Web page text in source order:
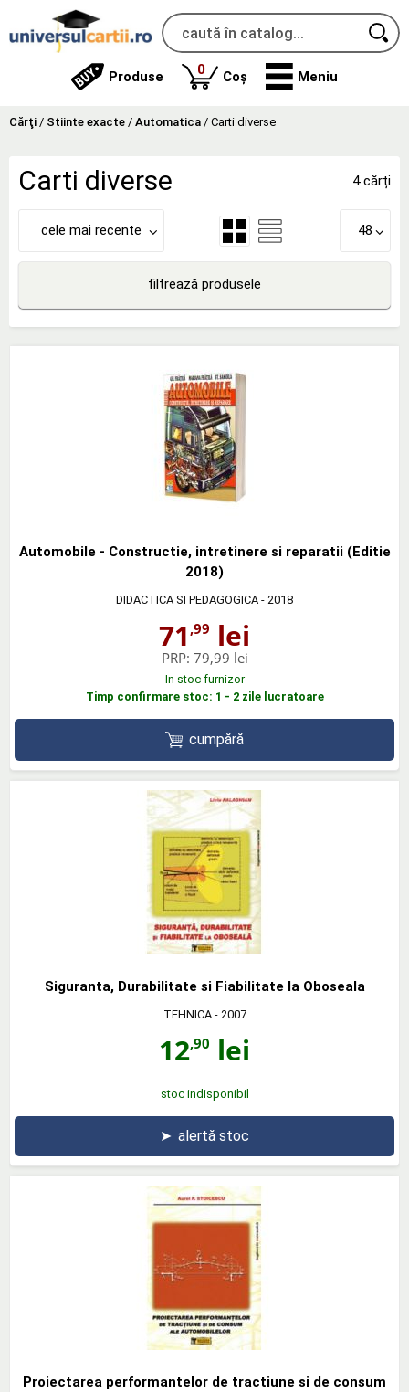
Produse 0produse
Coș Meniu
Cărţi / Stiinte exacte / Automatica / Carti diverse
Carti diverse 4 cărți
cele mai recente 48
filtrează produsele
Automobile - Constructie, intretinere si reparatii (Editie
2018)
DIDACTICA SI PEDAGOGICA - 2018
71 ,99 lei
PRP: 79,99 lei
In stoc furnizor
Timp confirmare stoc: 1 - 2 zile lucratoare
cumpără
Siguranta, Durabilitate si Fiabilitate la Oboseala
TEHNICA- 2007
12,90 lei
stoc indisponibil
➤ alertă stoc
Proiectarea performantelor de tractiune si de consum